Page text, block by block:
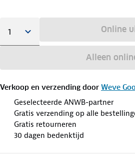
Online
Alleen
Verkoop en verzending door Weve
Geselecteerde ANWB-partner
Gratis verzending op alle
Gratis retourneren
30 dagen bedenktijd